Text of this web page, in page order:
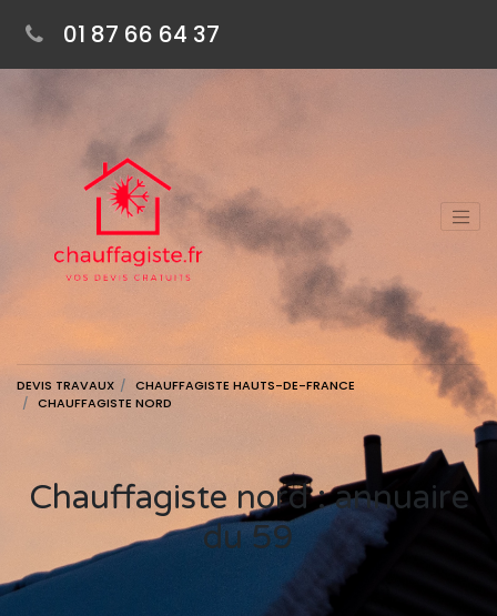
01 87 66 64 37
DEVIS TRAVAUX
CHAUFFAGISTE HAUTS-DE-FRANCE
CHAUFFAGISTE NORD
Chauffagiste nord : annuaire
du 59